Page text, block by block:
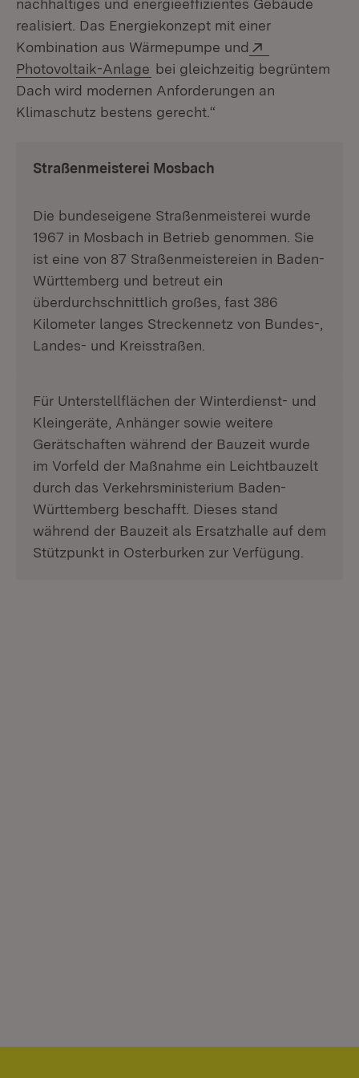
nachhaltiges und energieeffizientes Gebäude
realisiert. Das Energiekonzept mit einer
Kombination aus Wärmepumpe und
Photovoltaik-Anlage (Öffnet in neuem Fenster)
bei gleichzeitig begrüntem
Dach wird modernen Anforderungen an
Klimaschutz bestens gerecht.“
Straßenmeisterei Mosbach
Die bundeseigene Straßenmeisterei wurde
1967 in Mosbach in Betrieb genommen. Sie
ist eine von 87 Straßenmeistereien in Baden-
Württemberg und betreut ein
überdurchschnittlich großes, fast 386
Kilometer langes Streckennetz von Bundes-,
Landes- und Kreisstraßen.
Für Unterstellflächen der Winterdienst- und
Kleingeräte, Anhänger sowie weitere
Gerätschaften während der Bauzeit wurde
im Vorfeld der Maßnahme ein Leichtbauzelt
durch das Verkehrsministerium Baden-
Württemberg beschafft. Dieses stand
während der Bauzeit als Ersatzhalle auf dem
Stützpunkt in Osterburken zur Verfügung.